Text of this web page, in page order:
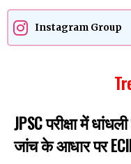
Instagram Group
JPSC परीक्षा में
जांच के आधार पर